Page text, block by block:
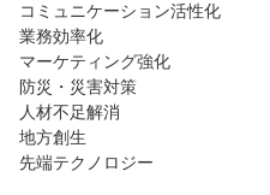
コミュニケーション活性化
業務効率化
マーケティング強化
防災・災害対策
人材不足解消
地方創生
先端テクノロジー